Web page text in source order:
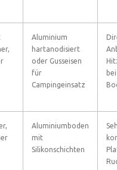
Aluminium
hartanodisiert
oder Gusseisen
für
Campingeinsatz
Aluminiumboden
mit
Silikonschichten